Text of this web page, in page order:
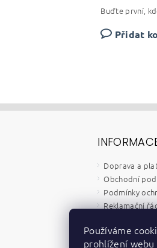
Buďte první,
Přidat
Doprava a
Obchodní
Podmínky
Reklamační
Kontakty
Zpětný odběr
Používáme
prohlížení webu